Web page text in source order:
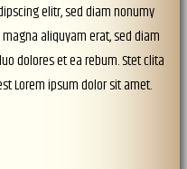
elitr, sed diam nonumy
aliquyam erat, sed diam
dolores et ea rebum. Stet clita
Lorem ipsum dolor sit amet.